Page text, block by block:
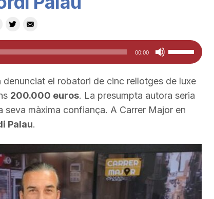
00:00
Feu
servir
les
tecles
de
amunt/cap
avall
per
a
el robatori de cinc rellotges de luxe
200.000 euros. La presumpta autora seria
seva màxima confiança. A Carrer Major en
Palau.